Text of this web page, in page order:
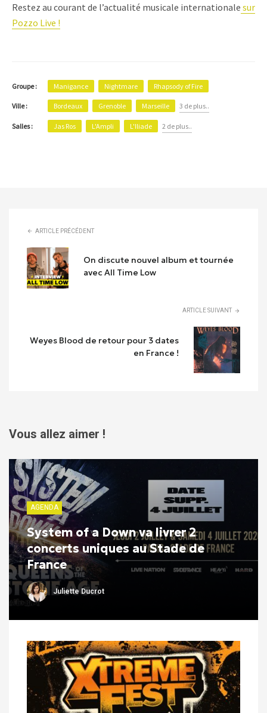
Restez au courant de l’actualité musicale internationale sur
Pozzo Live !
Groupe : Manigance Nightmare Rhapsody of Fire
Ville : Bordeaux Grenoble Marseille 3 de plus..
Salles : Jas Ros L'Ampli L'Iliade 2 de plus..
ARTICLE PRÉCÉDENT
On discute nouvel album et tournée
avec All Time Low
ARTICLE SUIVANT
Weyes Blood de retour pour 3 dates
en France !
Vous allez aimer !
AGENDA
System of a Down va livrer 2
concerts uniques au Stade de
France
Juliette Ducrot